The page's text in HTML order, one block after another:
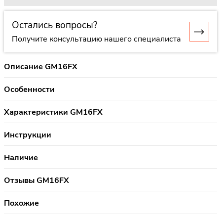
Остались вопросы?
Получите консультацию нашего специалиста
Описание GM16FX
Особенности
Характеристики GM16FX
Инструкции
Наличие
Отзывы GM16FX
Похожие